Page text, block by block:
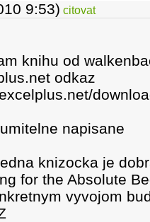
9:53) citovat
knihu od
odkaz
napisane
knizocka je
for the Absolute
vyvojom